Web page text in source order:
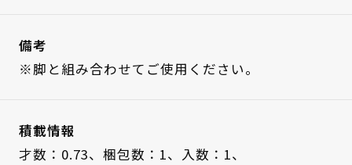
備考
※脚と組み合わせてご使用ください。
積載情報
才数：0.73、 梱包数：1、
入数：1、